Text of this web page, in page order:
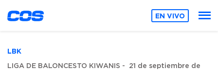
EN VIVO
LBK
LIGA DE BALONCESTO KIWANIS - 21 de septiembre de